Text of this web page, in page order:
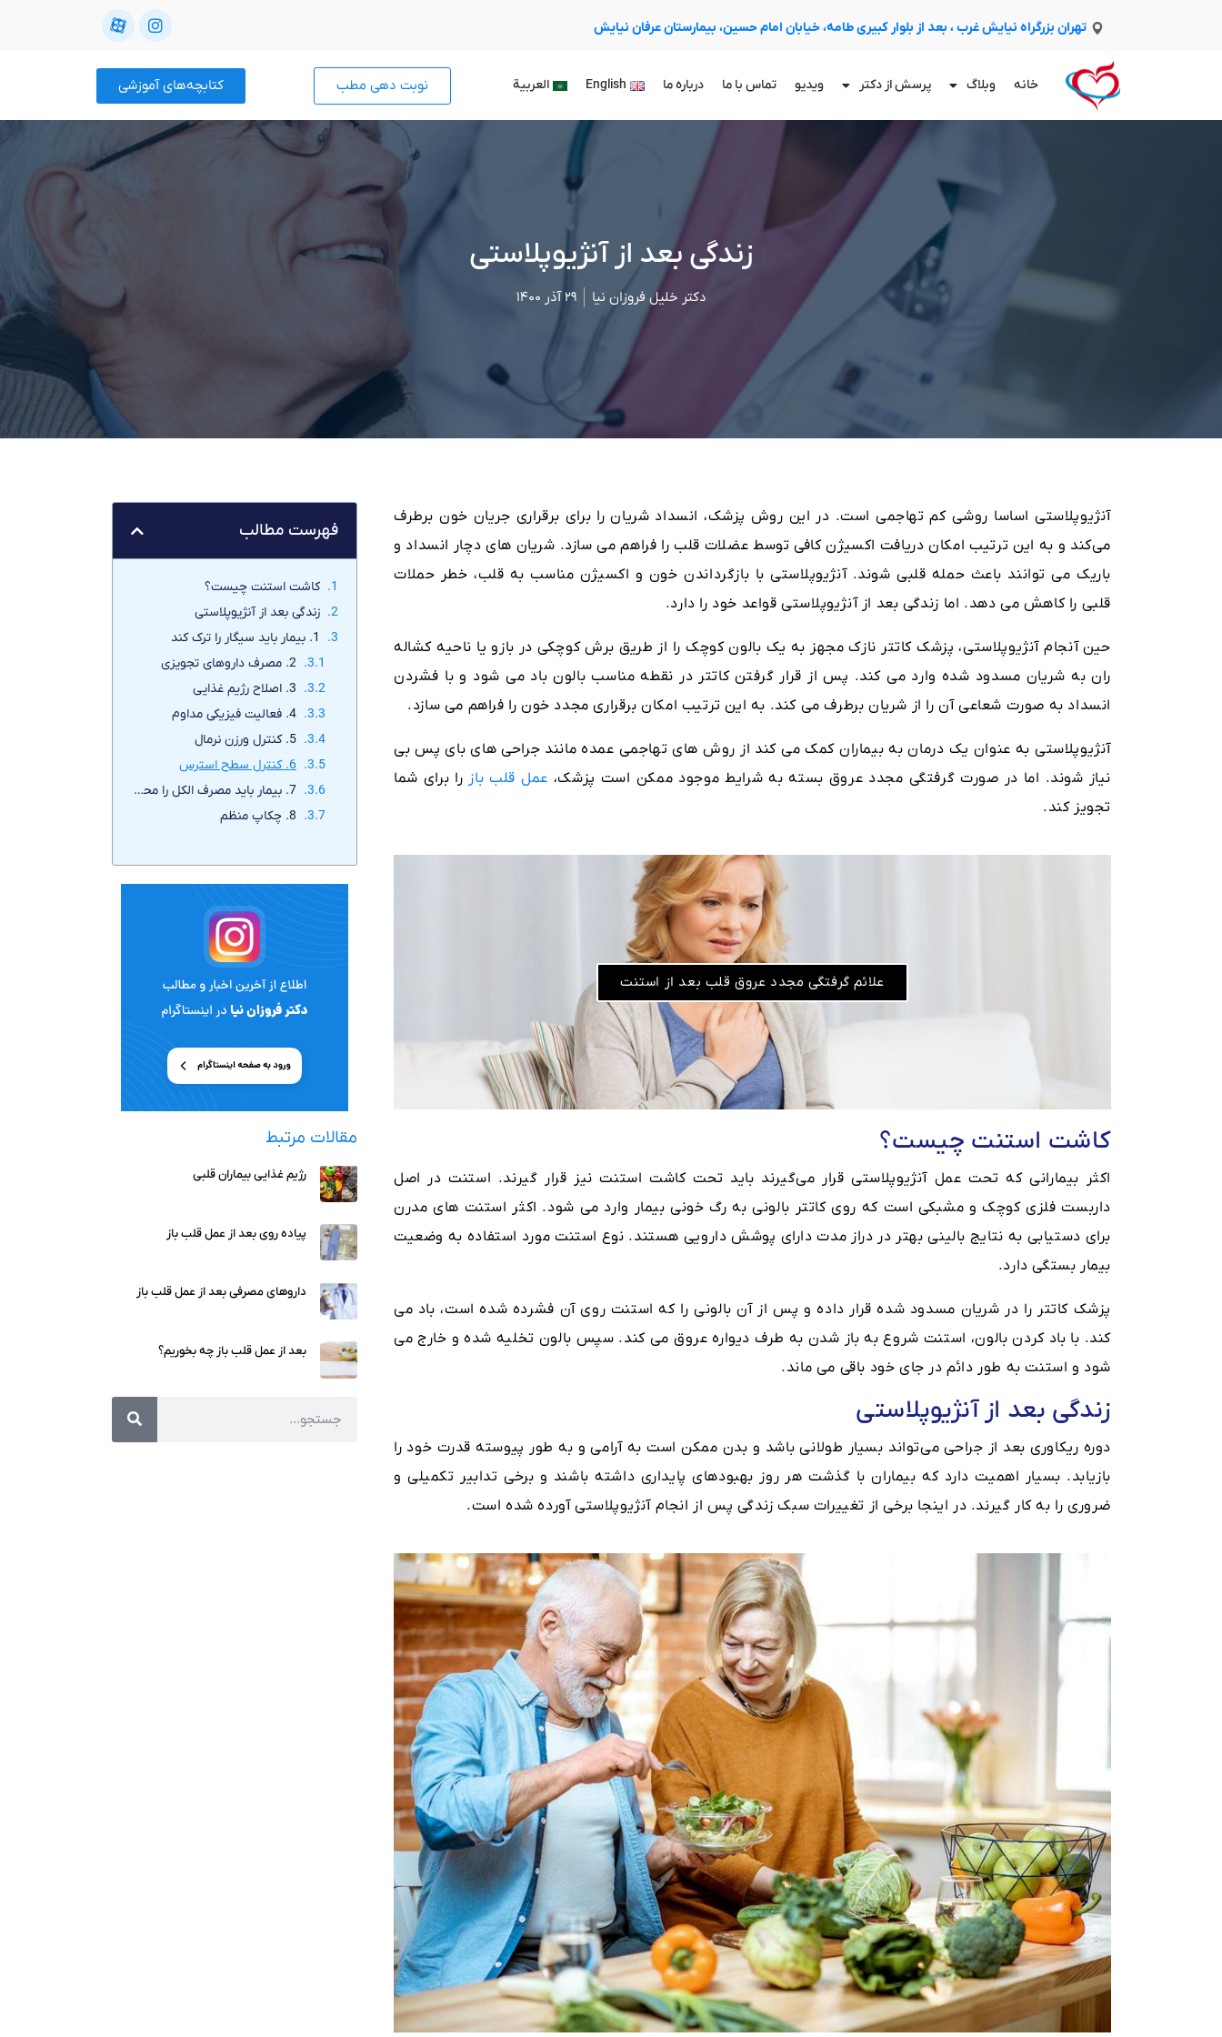
تهران بزرگراه نیایش غرب ، بعد از بلوار کبیری طامه، خیابان امام حسین، بیمارستان عرفان نیایش
خانه وبلاگ پرسش از دکتر ویدیو تماس با ما درباره ما English العربية نوبت دهی مطب کتابچه‌های آموزشی
زندگی بعد از آنژیوپلاستی
دکتر خلیل فروزان نیا ۲۹ آذر ۱۴۰۰
آنژیوپلاستی اساسا روشی کم تهاجمی است. در این روش پزشک، انسداد شریان را برای برقراری جریان خون برطرف
می‌کند و به این ترتیب امکان دریافت اکسیژن کافی توسط عضلات قلب را فراهم می سازد. شریان های دچار انسداد و
باریک می توانند باعث حمله قلبی شوند. آنژیوپلاستی با بازگرداندن خون و اکسیژن مناسب به قلب، خطر حملات
قلبی را کاهش می دهد. اما زندگی بعد از آنژیوپلاستی قواعد خود را دارد.
حین آنجام آنژیوپلاستی، پزشک کاتتر نازک مجهز به یک بالون کوچک را از طریق برش کوچکی در بازو یا ناحیه کشاله
ران به شریان مسدود شده وارد می کند. پس از قرار گرفتن کاتتر در نقطه مناسب بالون باد می شود و با فشردن
انسداد به صورت شعاعی آن را از شریان برطرف می کند. به این ترتیب امکان برقراری مجدد خون را فراهم می سازد.
آنژیوپلاستی به عنوان یک درمان به بیماران کمک می کند از روش های تهاجمی عمده مانند جراحی های بای پس بی
نیاز شوند. اما در صورت گرفتگی مجدد عروق بسته به شرایط موجود ممکن است پزشک، عمل قلب باز را برای شما
تجویز کند.
علائم گرفتگی مجدد عروق قلب بعد از استنت
کاشت استنت چیست؟
اکثر بیمارانی که تحت عمل آنژیوپلاستی قرار می‌گیرند باید تحت کاشت استنت نیز قرار گیرند. استنت در اصل
داربست فلزی کوچک و مشبکی است که روی کاتتر بالونی به رگ خونی بیمار وارد می شود. اکثر استنت های مدرن
برای دستیابی به نتایج بالینی بهتر در دراز مدت دارای پوشش دارویی هستند. نوع استنت مورد استفاده به وضعیت
بیمار بستگی دارد.
پزشک کاتتر را در شریان مسدود شده قرار داده و پس از آن بالونی را که استنت روی آن فشرده شده است، باد می
کند. با باد کردن بالون، استنت شروع به باز شدن به طرف دیواره عروق می کند. سپس بالون تخلیه شده و خارج می
شود و استنت به طور دائم در جای خود باقی می ماند.
زندگی بعد از آنژیوپلاستی
دوره ریکاوری بعد از جراحی می‌تواند بسیار طولانی باشد و بدن ممکن است به آرامی و به طور پیوسته قدرت خود را
بازیابد. بسیار اهمیت دارد که بیماران با گذشت هر روز بهبودهای پایداری داشته باشند و برخی تدابیر تکمیلی و
ضروری را به کار گیرند. در اینجا برخی از تغییرات سبک زندگی پس از انجام آنژیوپلاستی آورده شده است.
فهرست مطالب
کاشت استنت چیست؟
زندگی بعد از آنژیوپلاستی
1. بیمار باید سیگار را ترک کند
2. مصرف داروهای تجویزی
3. اصلاح رژیم غذایی
4. فعالیت فیزیکی مداوم
5. کنترل ورزن نرمال
6. کنترل سطح استرس
7. بیمار باید مصرف الکل را محدود کند
8. چکاپ منظم
مقالات مرتبط
رژیم غذایی بیماران قلبی
پیاده روی بعد از عمل قلب باز
داروهای مصرفی بعد از عمل قلب باز
بعد از عمل قلب باز چه بخوریم؟